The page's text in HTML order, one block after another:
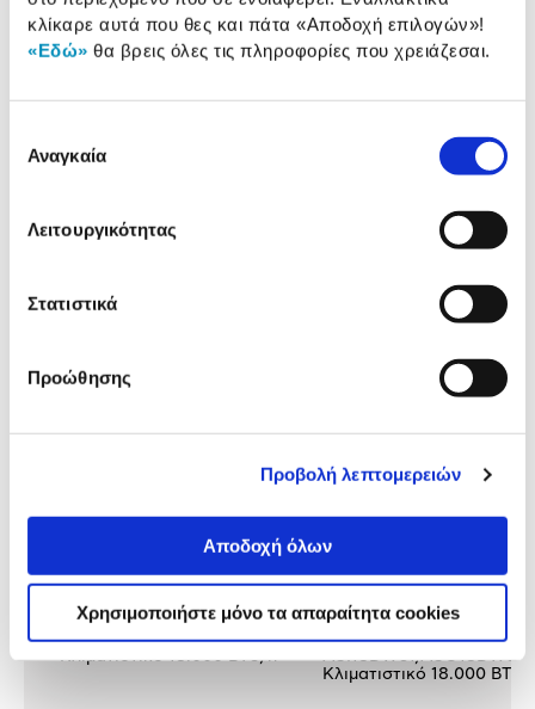
κλίκαρε αυτά που θες και πάτα «Αποδοχή επιλογών»!
«Εδώ» θα βρεις όλες τις πληροφορίες που χρειάζεσαι.
συγκατάθεσης
Αναγκαία
Λειτουργικότητας
Στατιστικά
Προώθησης
Προβολή λεπτομερειών
Αποδοχή όλων
Χρησιμοποιήστε μόνο τα απαραίτητα cookies
Αναλυτική
παρουσίαση
Προδιαγραφές
Χαρακτηριστικά
Αξιολογήσεις
Αξιολογήσεις
Toyotomi UMI UTN/UTG-18CH
Κλιματιστικό 18.000 BTU/h
Bosch Series 4
ASI18DW31/ASO18DW31
Κλιματιστικό 18.000 BTU/